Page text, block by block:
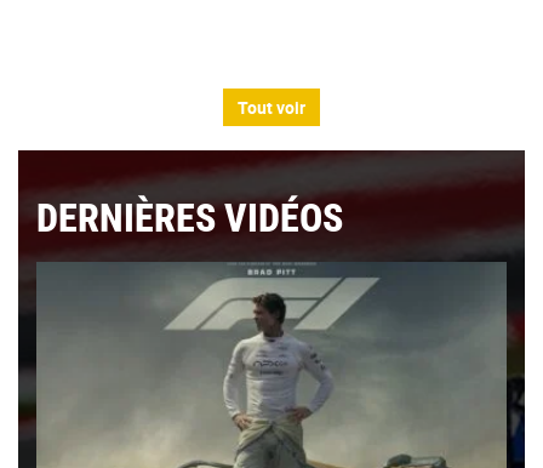
Tout voir
DERNIÈRES VIDÉOS